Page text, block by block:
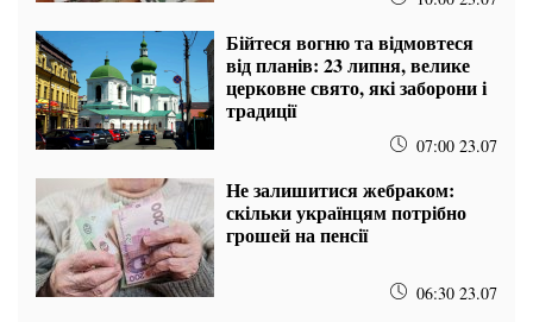
Бійтеся вогню та відмовтеся
від планів: 23 липня, велике
церковне свято, які заборони і
традиції
07:00 23.07
Не залишитися жебраком:
скільки українцям потрібно
грошей на пенсії
06:30 23.07